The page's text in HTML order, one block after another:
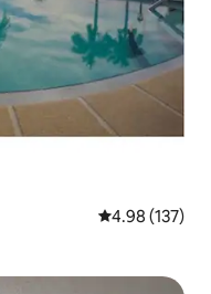
從 137 則評價
4.98 (137)